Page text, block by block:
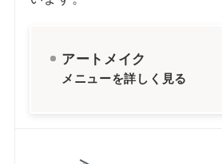
アートメイク
メニューを詳しく見る